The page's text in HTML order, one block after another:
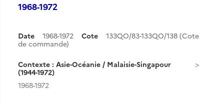
1968-1972
Date 1968-1972 Cote
133QO/83-133QO/138 (Cote
de commande)
Contexte : Asie-Océanie / Malaisie-Singapour
(1944-1972)
1968-1972